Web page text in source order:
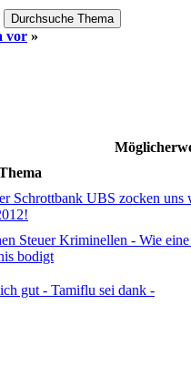
vor »
Schrottbank UBS zocken uns
Steuer Kriminellen - Wie
bodigt
gut - Tamiflu sei dank -